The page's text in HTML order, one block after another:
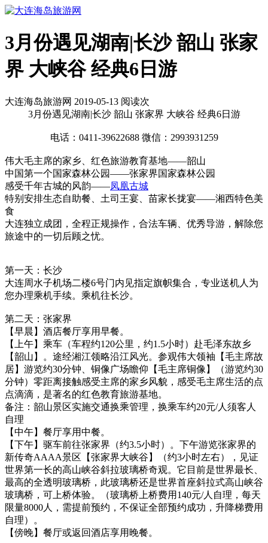
3月份遇见湖南|长沙 韶山 张家
界 大峡谷 经典6日游
大连海岛旅游网 2019-05-13 阅读次
3月份遇见湖南|长沙 韶山 张家界 大峡谷 经典6日游
电话：0411-39622688 微信：2993931259
伟大毛主席的家乡、红色旅游教育基地——韶山
中国第一个国家森林公园——张家界国家森林公园
感受千年古城的风韵——凤凰古城
特别安排生态自助餐、土司王宴、苗家长拢宴——湘西特色美
食
大连独立成团，全程正规操作，合法车辆、优秀导游，解除您
旅途中的一切后顾之忧。
第一天：长沙
大连周水子机场二楼6号门内见指定旗帜集合，专业送机人为
您办理乘机手续。乘机往长沙。
第二天：张家界
【早晨】酒店餐厅享用早餐。
【上午】乘车（车程约120公里，约1.5小时）赴毛泽东故乡
【韶山】。途经湘江领略沿江风光。参观伟大领袖【毛主席故
居】游览约30分钟、铜像广场瞻仰【毛主席铜像】（游览约30
分钟）零距离接触感受主席的家乡风貌，感受毛主席生活的点
点滴滴，是著名的红色教育旅游基地。
备注：韶山景区实施交通换乘管理，换乘车约20元/人须客人
自理
【中午】餐厅享用中餐。
【下午】驱车前往张家界（约3.5小时）。下午游览张家界的
新传奇AAAA景区【张家界大峡谷】（约3小时左右），见证
世界第一长的高山峡谷斜拉玻璃桥奇观。它目前是世界最长、
最高的全透明玻璃桥，此玻璃桥还是世界首座斜拉式高山峡谷
玻璃桥，可上桥体验。（玻璃桥上桥费用140元/人自理，每天
限量8000人，需提前预约，不保证全部预约成功，升降梯费用
自理）。
【傍晚】餐厅或返回酒店享用晚餐。